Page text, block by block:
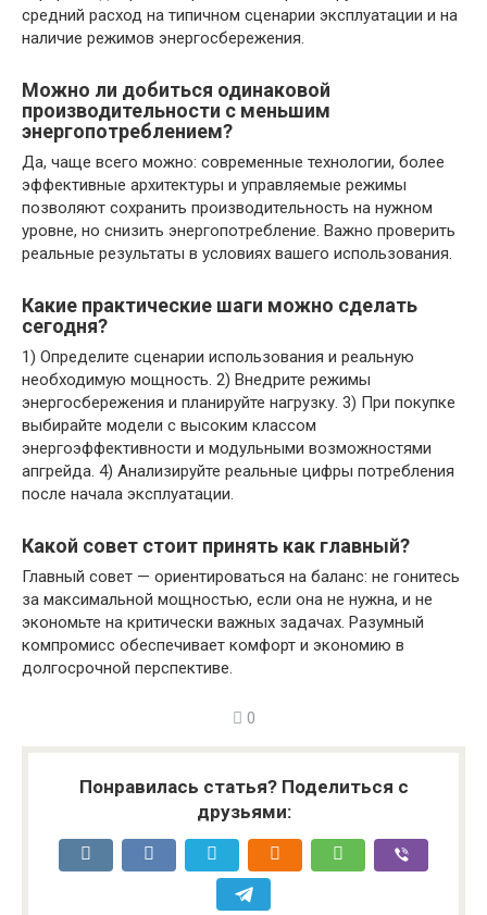
средний расход на типичном сценарии эксплуатации и на
наличие режимов энергосбережения.
Можно ли добиться одинаковой
производительности с меньшим
энергопотреблением?
Да, чаще всего можно: современные технологии, более
эффективные архитектуры и управляемые режимы
позволяют сохранить производительность на нужном
уровне, но снизить энергопотребление. Важно проверить
реальные результаты в условиях вашего использования.
Какие практические шаги можно сделать
сегодня?
1) Определите сценарии использования и реальную
необходимую мощность. 2) Внедрите режимы
энергосбережения и планируйте нагрузку. 3) При покупке
выбирайте модели с высоким классом
энергоэффективности и модульными возможностями
апгрейда. 4) Анализируйте реальные цифры потребления
после начала эксплуатации.
Какой совет стоит принять как главный?
Главный совет — ориентироваться на баланс: не гонитесь
за максимальной мощностью, если она не нужна, и не
экономьте на критически важных задачах. Разумный
компромисс обеспечивает комфорт и экономию в
долгосрочной перспективе.
0
Понравилась статья? Поделиться с
друзьями: